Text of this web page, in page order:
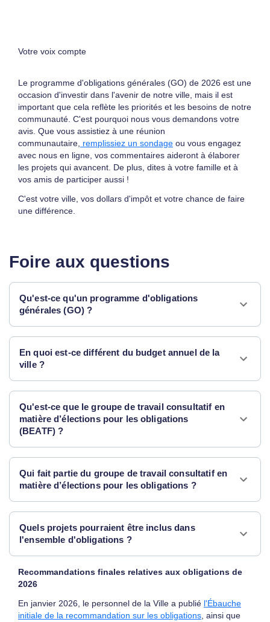
Votre voix compte
Le programme d'obligations générales (GO) de 2026 est une
occasion d'investir dans l'avenir de notre ville, mais il est
important que cela reflète les priorités et les besoins de notre
communauté. C'est pourquoi nous vous demandons votre
avis. Que vous assistiez à une réunion
communautaire, remplissiez un sondage ou vous engagez
avec nous en ligne, vos commentaires aideront à élaborer
les projets qui avancent. De plus, dites à votre famille et à
vos amis de participer aussi !
C'est votre ville, vos dollars d'impôt et votre chance de faire
une différence.
Foire aux questions
Qu'est-ce qu'un programme d'obligations
générales (GO) ?
En quoi est-ce différent du budget annuel de la
ville ?
Qu'est-ce que le groupe de travail consultatif en
matière d’élections pour les obligations
(BEATF) ?
Qui fait partie du groupe de travail consultatif en
matière d’élections pour les obligations ?
Quels projets pourraient être inclus dans
l'ensemble d'obligations ?
Recommandations finales relatives aux obligations de
2026
En janvier 2026, le personnel de la Ville a publié l'Ébauche
initiale de la recommandation sur les obligations , ainsi que